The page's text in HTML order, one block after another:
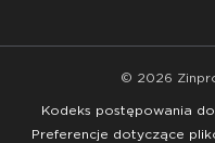
© 2026
Kodeks postępowania
Preferencje dotyczące